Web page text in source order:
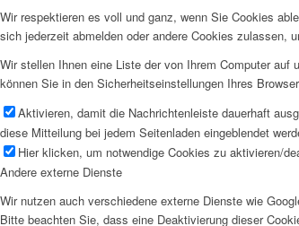
Wir respektieren es voll und ganz, wenn Sie Cookies
sich jederzeit abmelden oder andere Cookies zulassen,
Wir stellen Ihnen eine Liste der von Ihrem Computer auf
können Sie in den Sicherheitseinstellungen Ihres
Aktivieren, damit die Nachrichtenleiste dauerhaft
diese Mitteilung bei jedem Seitenladen eingeblendet
Hier klicken, um notwendige Cookies zu aktivieren/
Andere externe Dienste
Wir nutzen auch verschiedene externe Dienste wie
Bitte beachten Sie, dass eine Deaktivierung dieser